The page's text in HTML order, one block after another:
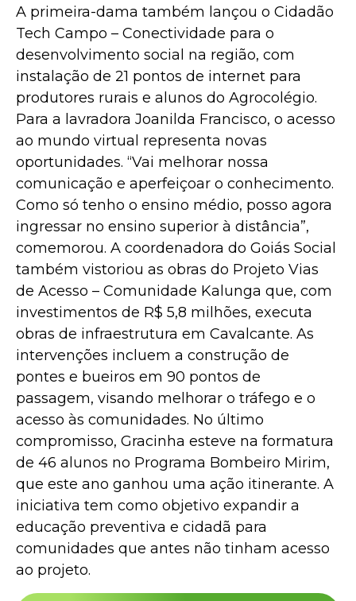
A primeira-dama também lançou o Cidadão
Tech Campo – Conectividade para o
desenvolvimento social na região, com
instalação de 21 pontos de internet para
produtores rurais e alunos do Agrocolégio.
Para a lavradora Joanilda Francisco, o acesso
ao mundo virtual representa novas
oportunidades. “Vai melhorar nossa
comunicação e aperfeiçoar o conhecimento.
Como só tenho o ensino médio, posso agora
ingressar no ensino superior à distância”,
comemorou. A coordenadora do Goiás Social
também vistoriou as obras do Projeto Vias
de Acesso – Comunidade Kalunga que, com
investimentos de R$ 5,8 milhões, executa
obras de infraestrutura em Cavalcante. As
intervenções incluem a construção de
pontes e bueiros em 90 pontos de
passagem, visando melhorar o tráfego e o
acesso às comunidades. No último
compromisso, Gracinha esteve na formatura
de 46 alunos no Programa Bombeiro Mirim,
que este ano ganhou uma ação itinerante. A
iniciativa tem como objetivo expandir a
educação preventiva e cidadã para
comunidades que antes não tinham acesso
ao projeto.